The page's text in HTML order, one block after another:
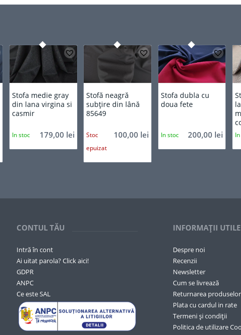
Stofa medie gray
din lana virgina si
casmir
179,00 lei
In stoc
Stofă neagră
subțire din lână
85649
100,00 lei
Stoc
epuizat
Stofa dubla cu
doua fete
200,00 lei
In stoc
CONTUL TĂU
Intră în cont
Ai uitat parola? Click aici!
GDPR
ANPC
Ce este SAL
INFORMAȚII UTILE
Despre noi
Recenzii
Newsletter
Cum se livrează
Returnarea produselor
Plata cu cardul in rate
Termeni și condiții
Politica de utilizare